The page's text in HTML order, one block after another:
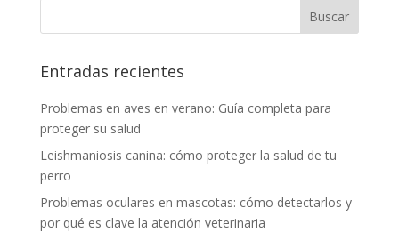
Entradas recientes
Problemas en aves en verano: Guía completa para
proteger su salud
Leishmaniosis canina: cómo proteger la salud de tu
perro
Problemas oculares en mascotas: cómo detectarlos y
por qué es clave la atención veterinaria